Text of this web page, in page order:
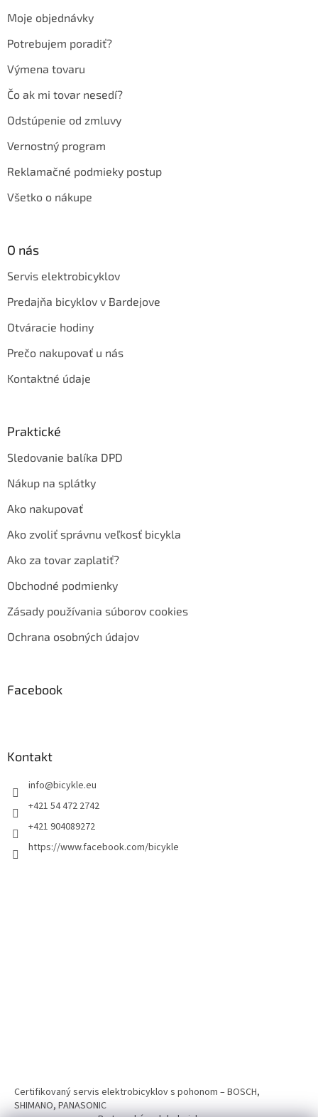
Moje objednávky
Potrebujem poradiť?
Výmena tovaru
Čo ak mi tovar nesedí?
Odstúpenie od zmluvy
Vernostný program
Reklamačné podmieky postup
Všetko o nákupe
O nás
Servis elektrobicyklov
Predajňa bicyklov v Bardejove
Otváracie hodiny
Prečo nakupovať u nás
Kontaktné údaje
Praktické
Sledovanie balíka DPD
Nákup na splátky
Ako nakupovať
Ako zvoliť správnu veľkosť bicykla
Ako za tovar zaplatiť?
Obchodné podmienky
Zásady používania súborov cookies
Ochrana osobných údajov
Facebook
Kontakt
info@bicykle.eu
+421 54 472 2742
+421 904089272
https://www.facebook.com/bicykle
Certifikovaný servis elektrobicyklov s pohonom – BOSCH,
SHIMANO, PANASONIC